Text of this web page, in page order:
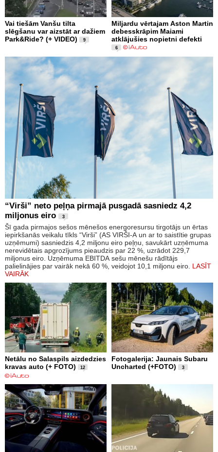
Vai tiešām Vanšu tilta
slēgšanu var aizstāt ar dažiem
Park&Ride? (+ VIDEO)
9
Miljardu vērtajam Aston Martin
debesskrāpim Maiami
atklājušies nopietni defekti
6
“Virši” neto peļņa pirmajā pusgadā sasniedz 4,2
miljonus eiro
3
Šī gada pirmajos sešos mēnešos energoresursu tirgotājs un ērtas
iepirkšanās veikalu tīkls “Virši” (AS VIRŠI-A un ar to saistītie grupas
uzņēmumi) sasniedzis 4,2 miljonu eiro peļņu, savukārt uzņēmuma
nerevidētais apgrozījums pieaudzis par 22 %, uzrādot 229,7
miljonus eiro. Uzņēmuma EBITDA sešu mēnešu rādītājs
palielinājies par vairāk nekā 60 %, veidojot 10,1 miljonu eiro. LASĪT
VAIRĀK
Netālu no Salaspils aizdedzies
kravas auto (+ FOTO)
12
Fotogalerija: Jaunais Subaru
Uncharted (+FOTO)
3